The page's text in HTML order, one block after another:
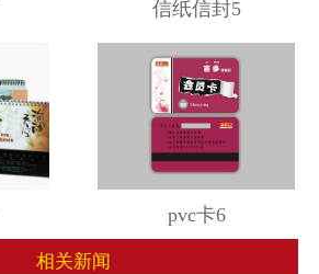
信纸信封5
pvc卡6
相关新闻